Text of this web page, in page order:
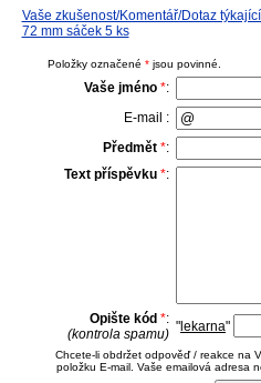
Vaše zkušenost/Komentář/Dotaz
72 mm sáček 5 ks
Položky označené * jsou povinné.
Vaše jméno *:
E-mail :
Předmět *:
Text příspěvku *:
Opište kód *:
(kontrola spamu) " lekarna"
Chcete-li obdržet odpověď / reakce na
položku E-mail. Vaše emailová adresa